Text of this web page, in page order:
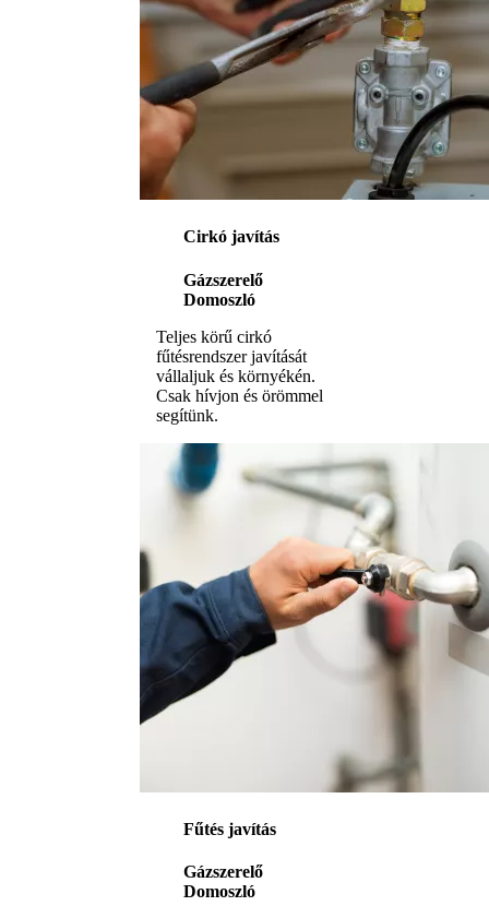
Cirkó javítás
Gázszerelő
Domoszló
Teljes körű cirkó
fűtésrendszer javítását
vállaljuk és környékén.
Csak hívjon és örömmel
segítünk.
Fűtés javítás
Gázszerelő
Domoszló